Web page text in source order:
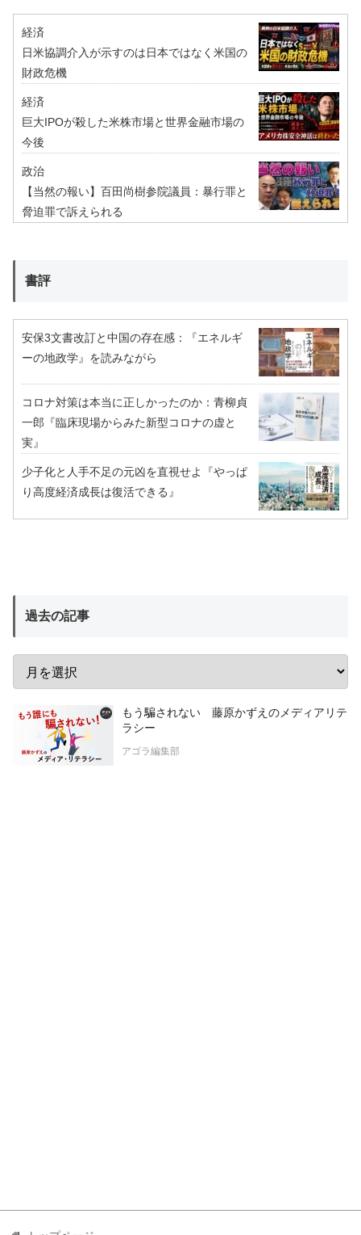
経済
日米協調介入が示すのは日本ではなく米国の
財政危機
経済
巨大IPOが殺した米株市場と世界金融市場の
今後
政治
【当然の報い】百田尚樹参院議員：暴行罪と
脅迫罪で訴えられる
書評
安保3文書改訂と中国の存在感：『エネルギ
ーの地政学』を読みながら
コロナ対策は本当に正しかったのか：青柳貞
一郎『臨床現場からみた新型コロナの虚と
実』
少子化と人手不足の元凶を直視せよ『やっぱ
り高度経済成長は復活できる』
過去の記事
もう騙されない 藤原かずえのメディアリテ
ラシー
アゴラ編集部